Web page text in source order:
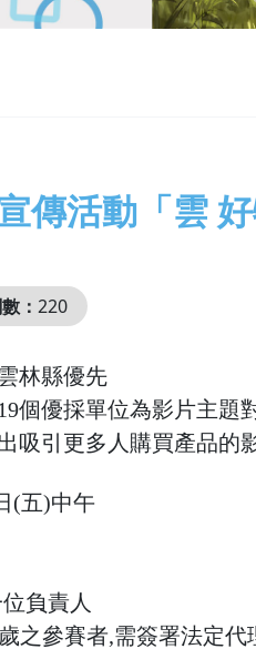
傳活動「雲 好
： 220
林縣優先
個優採單位為影片主題
吸引更多 人購買產品的
(五)中午
負責人
之參賽者,需簽署法定代